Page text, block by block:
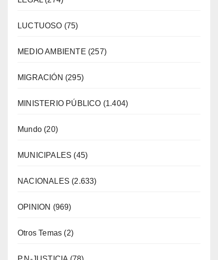
LUCTUOSO (75)
MEDIO AMBIENTE (257)
MIGRACIÓN (295)
MINISTERIO PÚBLICO (1.404)
Mundo (20)
MUNICIPALES (45)
NACIONALES (2.633)
OPINION (969)
Otros Temas (2)